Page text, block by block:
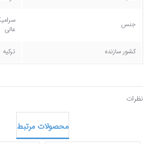
جنس
عالی
کشور سازنده ترکیه
نظرات
محصولات مرتبط